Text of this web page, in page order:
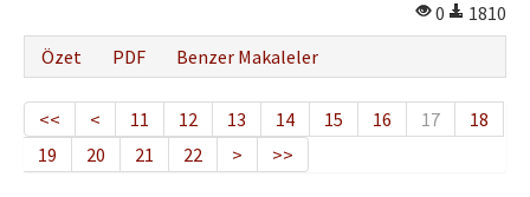
0
1810
Özet
PDF Benzer Makaleler
<< < 11 12 13 14 15 16 17
18
19
20 21 22 > >>